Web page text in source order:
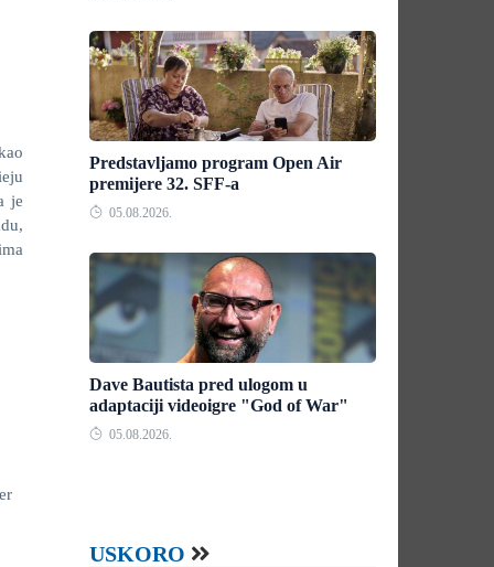
je
Predstavljamo program Open Air
premijere 32. SFF-a
05.08.2026.
Dave Bautista pred ulogom u
adaptaciji videoigre "God of War"
05.08.2026.
USKORO